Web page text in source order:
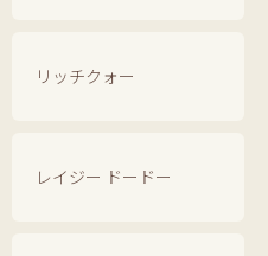
リッチクォー
レイジー ドードー